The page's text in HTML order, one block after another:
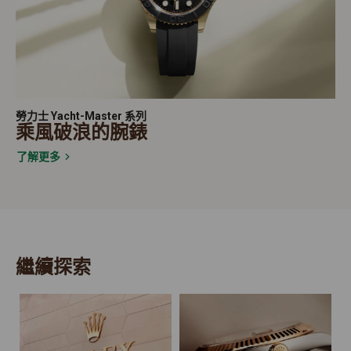
勞力士 Yacht-Master 系列
乘風破浪的腕錶
了解更多
繼續探索